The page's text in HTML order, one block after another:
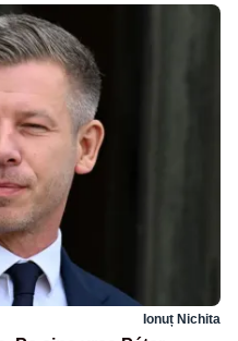
Ionuț Nichita